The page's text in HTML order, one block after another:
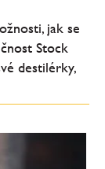
jak se
Stock
destilérky,